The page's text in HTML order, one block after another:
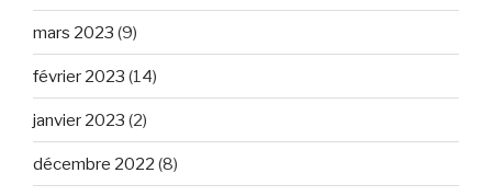
mars 2023 (9)
février 2023 (14)
janvier 2023 (2)
décembre 2022 (8)